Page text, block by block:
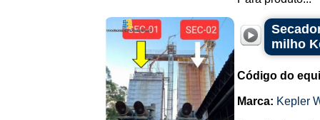
milho
Código do
Marca: Kepler